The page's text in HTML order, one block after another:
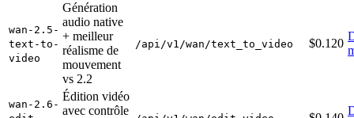
wan-2.5-
text-to-
video
Génération
audio native
+ meilleur
réalisme de
mouvement
vs 2.2
/api/v1/wan/text_to_video $0.120
wan-2.6-
Édition vidéo
avec contrôle